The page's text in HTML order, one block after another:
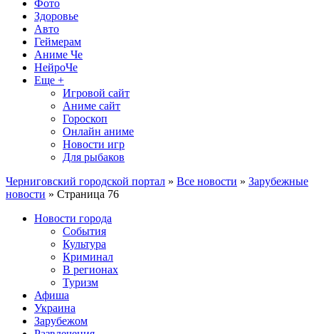
Фото
Здоровье
Авто
Геймерам
Аниме Че
НейроЧе
Еще +
Игровой сайт
Аниме сайт
Гороскоп
Онлайн аниме
Новости игр
Для рыбаков
Черниговский городской портал » Все новости » Зарубежные
новости » Страница 76
Новости города
События
Культура
Криминал
В регионах
Туризм
Афиша
Украина
Зарубежом